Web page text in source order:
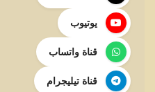
يوتيوب
قناة واتساب
قناة تيليجرام